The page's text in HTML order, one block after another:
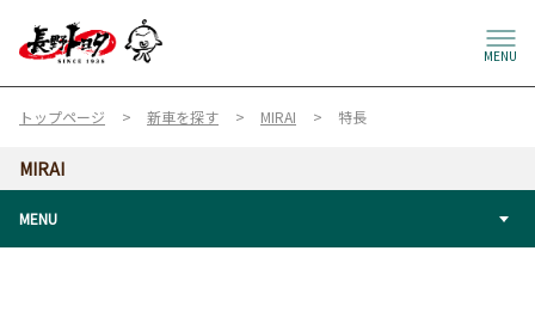
MENU
トップページ 新車を探す MIRAI 特長
MIRAI
MENU